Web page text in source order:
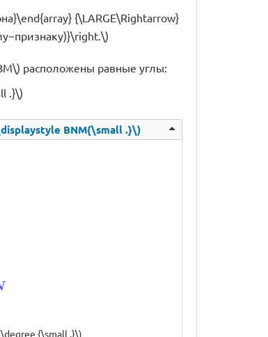
{\LARGE\Rightarrow}
расположены равные углы:
.}\)
BNM{\small .}\)
{\small .}\)